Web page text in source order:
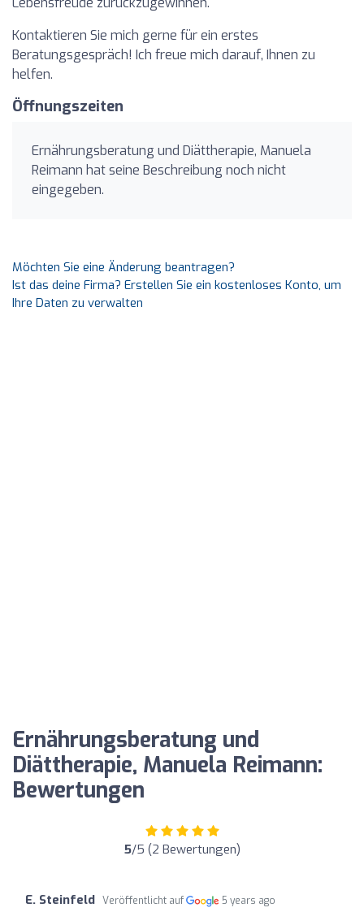
Kontaktieren Sie mich gerne für ein erstes
Beratungsgespräch! Ich freue mich darauf, Ihnen zu
helfen.
Öffnungszeiten
Ernährungsberatung und Diättherapie, Manuela
Reimann hat seine Beschreibung noch nicht
eingegeben.
Möchten Sie eine Änderung beantragen?
Ist das deine Firma? Erstellen Sie ein kostenloses Konto, um
Ihre Daten zu verwalten
Ernährungsberatung und
Diättherapie, Manuela Reimann:
Bewertungen
5/5 (2 Bewertungen)
E. Steinfeld Veröffentlicht auf 5 years ago